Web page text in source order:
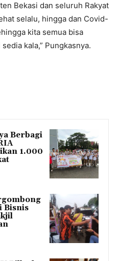
Bekasi dan seluruh Rakyat
selalu, hingga dan Covid-
kita semua bisa
kala,” Pungkasnya.
Berbagi
1.000
Bisnis